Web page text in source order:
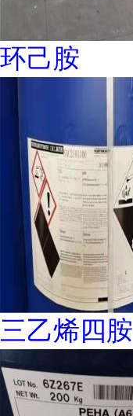
环己胺
三乙烯四胺